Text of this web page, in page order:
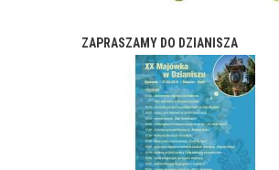
ZAPRASZAMY DO DZIANISZA